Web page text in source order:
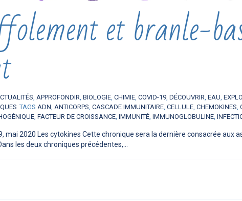
et branle-
, APPROFONDIR, BIOLOGIE, CHIMIE, COVID-19, DÉCOUVRIR, EAU,
TAGS ADN, ANTICORPS, CASCADE IMMUNITAIRE, CELLULE, CHEMOKINES,
, FACTEUR DE CROISSANCE, IMMUNITÉ, IMMUNOGLOBULINE,
mai 2020 Les cytokines Cette chronique sera la dernière consacrée aux
les deux chroniques précédentes,...